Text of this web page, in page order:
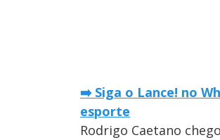
➡️ Siga o Lance! no
esporte
Rodrigo Caetano